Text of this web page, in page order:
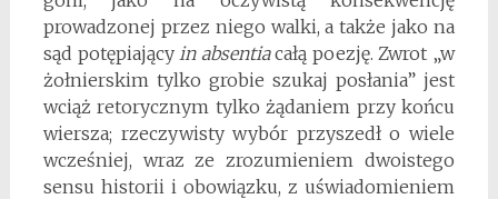
prowadzonej przez niego walki, a także jako na
sąd potępiający in absentiacałą poezję. Zwrot „w
żołnierskim tylko grobie szukaj posłania” jest
wciąż retorycznym tylko żądaniem przy końcu
wiersza; rzeczywisty wybór przyszedł o wiele
wcześniej, wraz ze zrozumieniem dwoistego
sensu historii i obowiązku, z uświadomieniem